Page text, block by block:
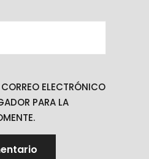
ELECTRÓNICO
PARA LA